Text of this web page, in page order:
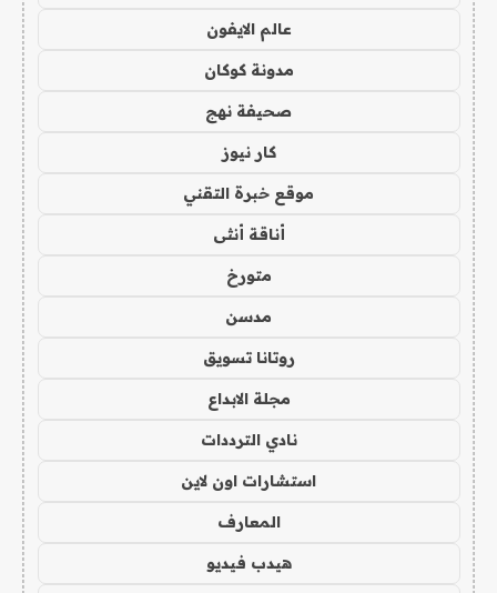
عالم الايفون
مدونة كوكان
صحيفة نهج
كار نيوز
موقع خبرة التقني
أناقة أنثى
متورخ
مدسن
روتانا تسويق
مجلة الابداع
نادي الترددات
استشارات اون لاين
المعارف
هيدب فيديو